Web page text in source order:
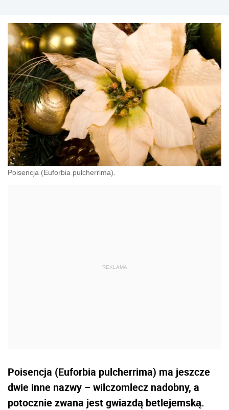
Poisencja (Euforbia pulcherrima).
Poisencja (Euforbia pulcherrima) ma jeszcze
dwie inne nazwy – wilczomlecz nadobny, a
potocznie zwana jest gwiazdą betlejemską.